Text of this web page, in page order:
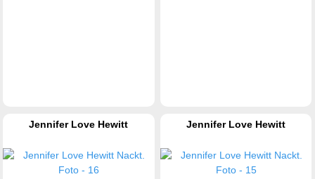
Jennifer Love Hewitt Jennifer Love Hewitt